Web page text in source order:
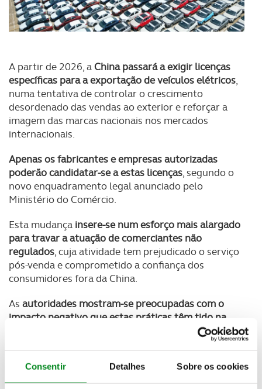
Consentir Detalhes Sobre os cookies
A partir de 2026, aChina passará a exigir licenças
específicas para a exportação de veículos elétricos,
numa tentativa de controlar o crescimento
desordenado das vendas ao exterior e reforçar a
imagem das marcas nacionais nos mercados
internacionais.
Apenas os fabricantes e empresas autorizadas
poderão candidatar-se a estas licenças, segundo o
novo enquadramento legal anunciado pelo
Ministério do Comércio.
Esta mudança insere-se num esforço mais alargado
para travar a atuação de comerciantes não
regulados, cuja atividade tem prejudicado o serviço
pós-venda e comprometido a confiança dos
consumidores fora da China.
As autoridades mostram-se preocupadas com o
impacto negativo que estas práticas têm tido na
experiência dos utilizadores e na reputaçãodas
marcas chinesas, ao mesmo tempo que fomentam